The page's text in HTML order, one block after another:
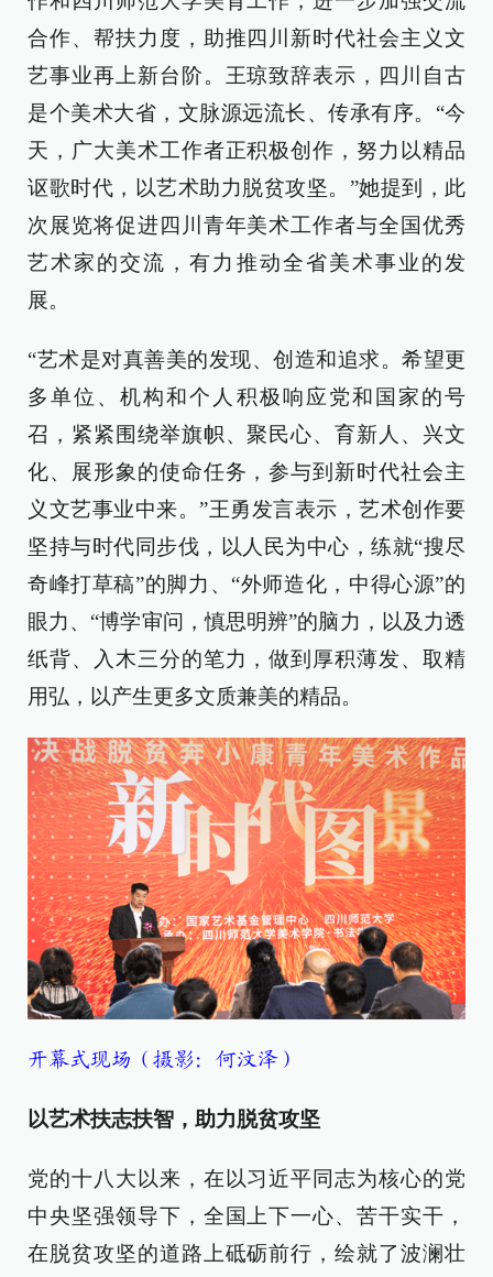
合作、帮扶力度，助推四川新时代社会主义文
艺事业再上新台阶。王琼致辞表示，四川自古
是个美术大省，文脉源远流长、传承有序。“今
天，广大美术工作者正积极创作，努力以精品
讴歌时代，以艺术助力脱贫攻坚。”她提到，此
次展览将促进四川青年美术工作者与全国优秀
艺术家的交流，有力推动全省美术事业的发
展。
“艺术是对真善美的发现、创造和追求。希望更
多单位、机构和个人积极响应党和国家的号
召，紧紧围绕举旗帜、聚民心、育新人、兴文
化、展形象的使命任务，参与到新时代社会主
义文艺事业中来。”王勇发言表示，艺术创作要
坚持与时代同步伐，以人民为中心，练就“搜尽
奇峰打草稿”的脚力、“外师造化，中得心源”的
眼力、“博学审问，慎思明辨”的脑力，以及力透
纸背、入木三分的笔力，做到厚积薄发、取精
用弘，以产生更多文质兼美的精品。
开幕式现场（摄影：何汶泽）
以艺术扶志扶智，助力脱贫攻坚
党的十八大以来，在以习近平同志为核心的党
中央坚强领导下，全国上下一心、苦干实干，
在脱贫攻坚的道路上砥砺前行，绘就了波澜壮